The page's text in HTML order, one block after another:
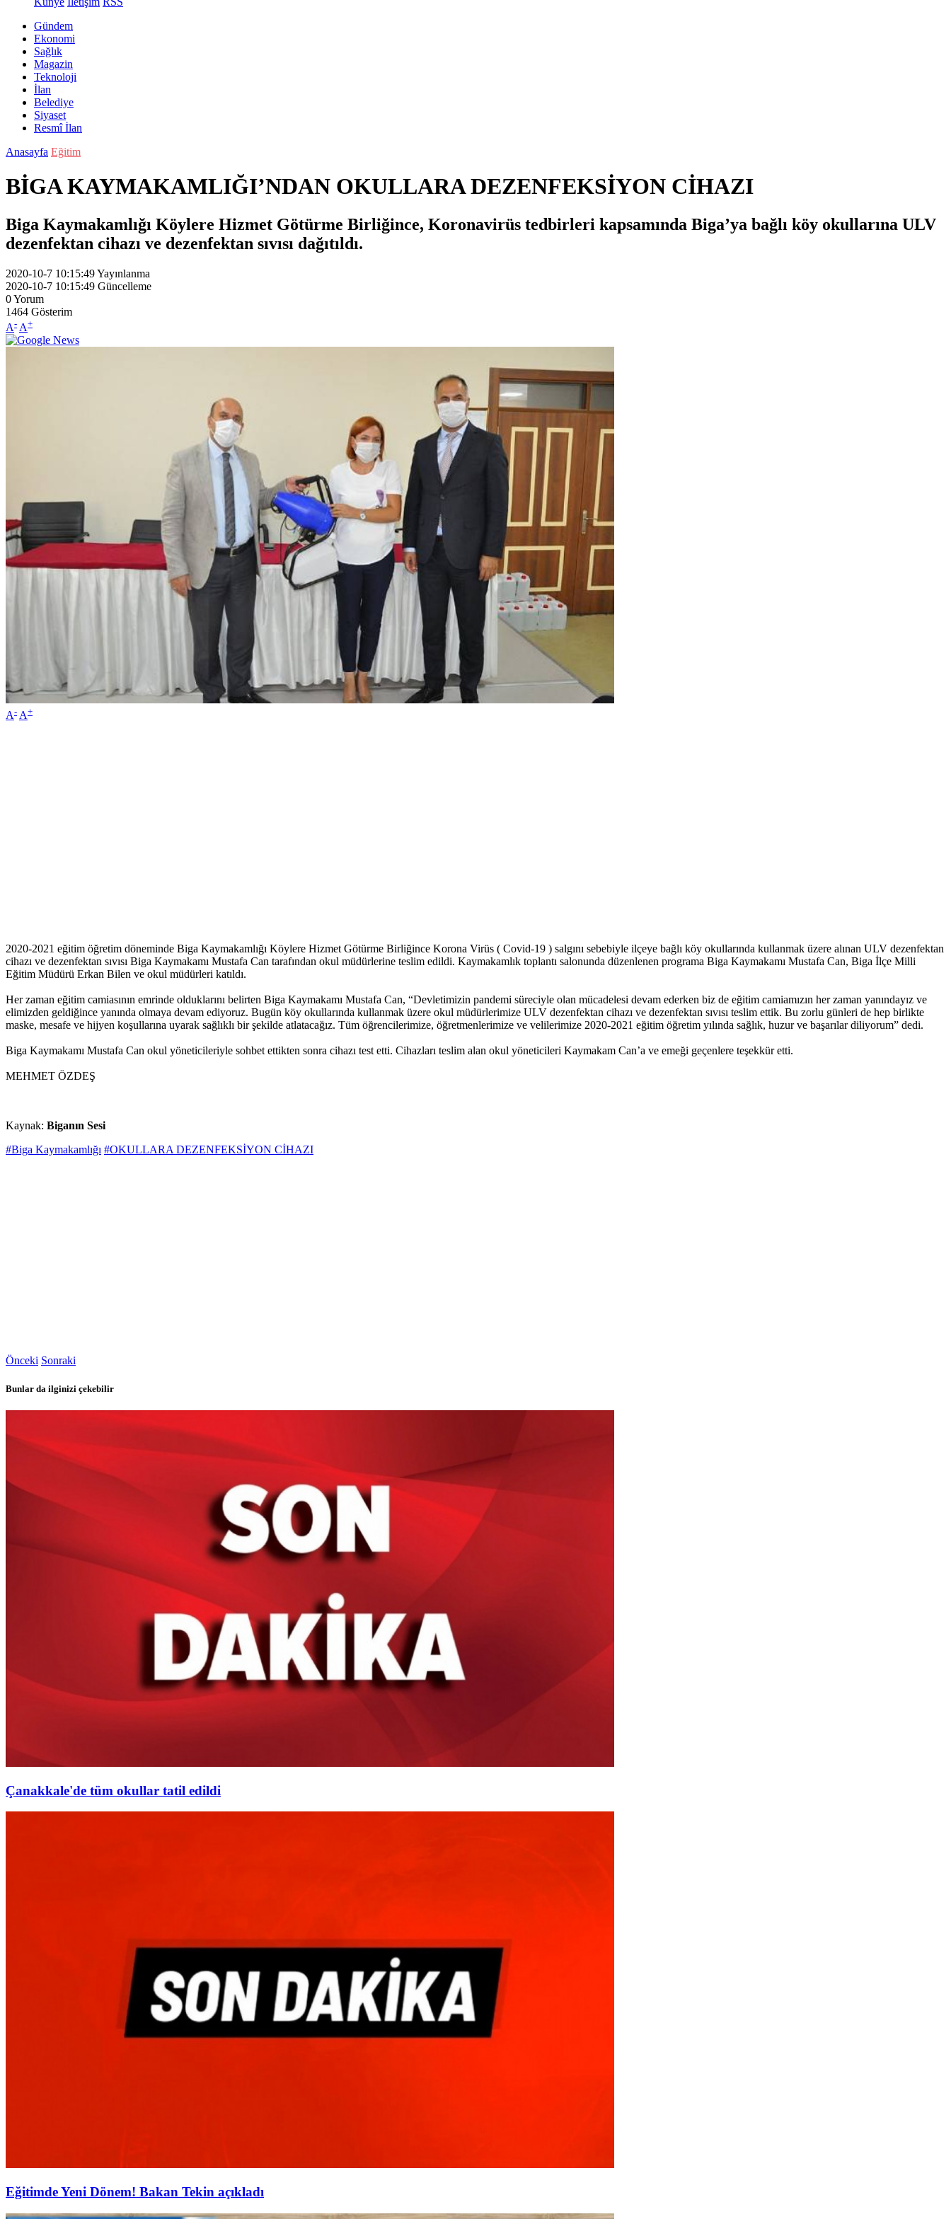
Gündem
Ekonomi
Sağlık
Magazin
Teknoloji
İlan
Belediye
Siyaset
Resmî İlan
Anasayfa Eğitim
BİGA KAYMAKAMLIĞI’NDAN OKULLARA DEZENFEKSİYON CİHAZI
Biga Kaymakamlığı Köylere Hizmet Götürme Birliğince, Koronavirüs tedbirleri kapsamında Biga’ya bağlı köy okullarına ULV
dezenfektan cihazı ve dezenfektan sıvısı dağıtıldı.
2020-10-7 10:15:49Yayınlanma
2020-10-7 10:15:49 Güncelleme
0Yorum
1464 Gösterim
A- A+
A- A+
2020-2021 eğitim öğretim döneminde Biga Kaymakamlığı Köylere Hizmet Götürme Birliğince Korona Virüs ( Covid-19 ) salgını sebebiyle ilçeye bağlı köy okullarında kullanmak üzere alınan ULV dezenfektan
cihazı ve dezenfektan sıvısı Biga Kaymakamı Mustafa Can tarafından okul müdürlerine teslim edildi. Kaymakamlık toplantı salonunda düzenlenen programa Biga Kaymakamı Mustafa Can, Biga İlçe Milli
Eğitim Müdürü Erkan Bilen ve okul müdürleri katıldı.
Her zaman eğitim camiasının emrinde olduklarını belirten Biga Kaymakamı Mustafa Can, “Devletimizin pandemi süreciyle olan mücadelesi devam ederken biz de eğitim camiamızın her zaman yanındayız ve
elimizden geldiğince yanında olmaya devam ediyoruz. Bugün köy okullarında kullanmak üzere okul müdürlerimize ULV dezenfektan cihazı ve dezenfektan sıvısı teslim ettik. Bu zorlu günleri de hep birlikte
maske, mesafe ve hijyen koşullarına uyarak sağlıklı bir şekilde atlatacağız. Tüm öğrencilerimize, öğretmenlerimize ve velilerimize 2020-2021 eğitim öğretim yılında sağlık, huzur ve başarılar diliyorum” dedi.
Biga Kaymakamı Mustafa Can okul yöneticileriyle sohbet ettikten sonra cihazı test etti. Cihazları teslim alan okul yöneticileri Kaymakam Can’a ve emeği geçenlere teşekkür etti.
MEHMET ÖZDEŞ
Kaynak: Biganın Sesi
#Biga Kaymakamlığı #OKULLARA DEZENFEKSİYON CİHAZI
Önceki Sonraki
Bunlar da ilginizi çekebilir
Çanakkale'de tüm okullar tatil edildi
Eğitimde Yeni Dönem! Bakan Tekin açıkladı